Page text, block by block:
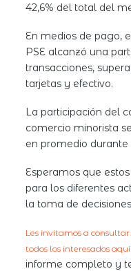
42,6% del total del
En medios de pago,
PSE alcanzó una
transacciones,
tarjetas y efectivo.
La participación del
comercio minorista
en promedio
Esperamos que
para los diferentes
la toma de
Les invitamos a
todos los interesados aquí
informe completo y